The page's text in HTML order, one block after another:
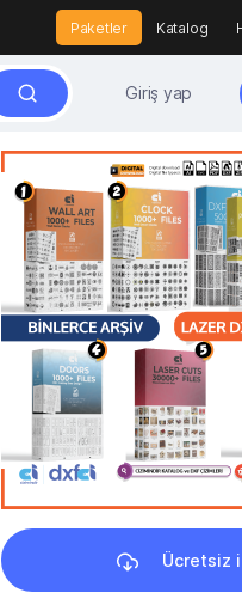
Paketler Katalog
Giriş yap
Ücretsiz